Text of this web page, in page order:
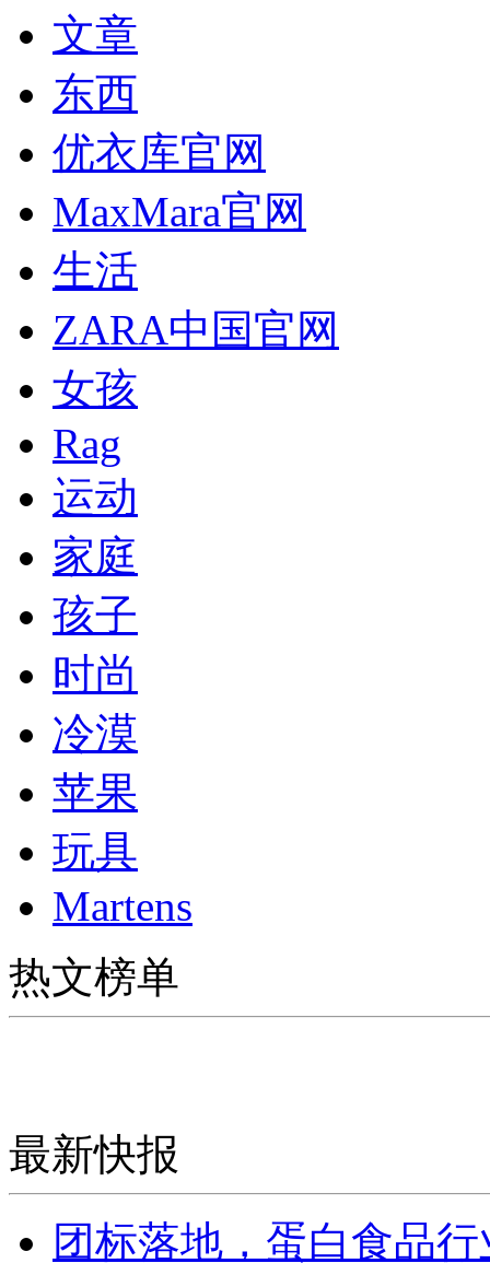
文章
东西
优衣库官网
MaxMara官网
生活
ZARA中国官网
女孩
Rag
运动
家庭
孩子
时尚
冷漠
苹果
玩具
Martens
热文榜单
最新快报
团标落地，蛋白食品